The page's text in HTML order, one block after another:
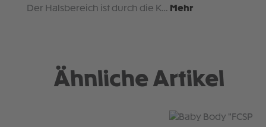
Der Halsbereich ist durch die K… Mehr
Ähnliche Artikel